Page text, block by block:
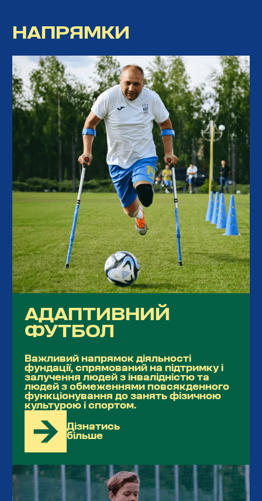
НАПРЯМКИ
АДАПТИВНИЙ
ФУТБОЛ
Важливий напрямок діяльності
фундації, спрямований на підтримку і
залучення людей з інвалідністю та
людей з обмеженнями повсякденного
функціонування до занять фізичною
культурою і спортом.
Дізнатись
більше